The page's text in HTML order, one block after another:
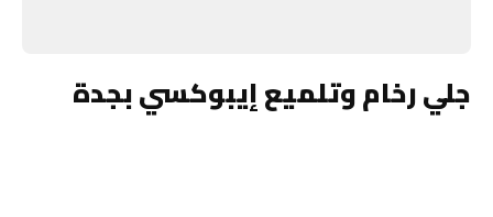
جلي رخام وتلميع إيبوكسي بجدة